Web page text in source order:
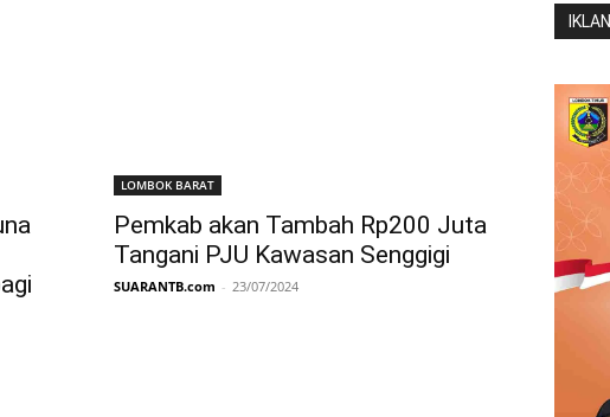
LOMBOK BARAT
Pemkab akan Tambah Rp200 Juta
Tangani PJU Kawasan Senggigi
SUARANTB.com - 23/07/2024
IKLAN